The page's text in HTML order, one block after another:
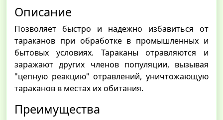
Описание
Позволяет быстро и надежно избавиться от
тараканов при обработке в промышленных и
бытовых условиях. Тараканы отравляются и
заражают других членов популяции, вызывая
"цепную реакцию" отравлений, уничтожающую
тараканов в местах их обитания.
Преимущества